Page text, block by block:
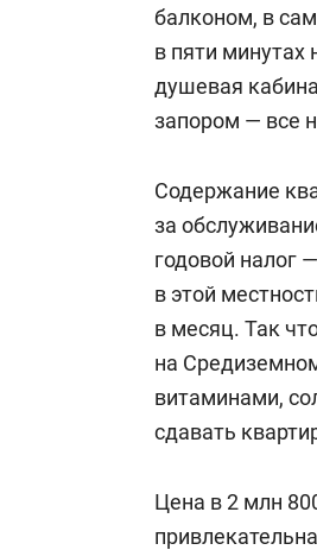
балконом, в
в пяти минутах
душевая
запором — все
Содержание
за
годовой налог
в этой
в месяц. Так
на
витаминами,
сдавать
Цена в 2 млн